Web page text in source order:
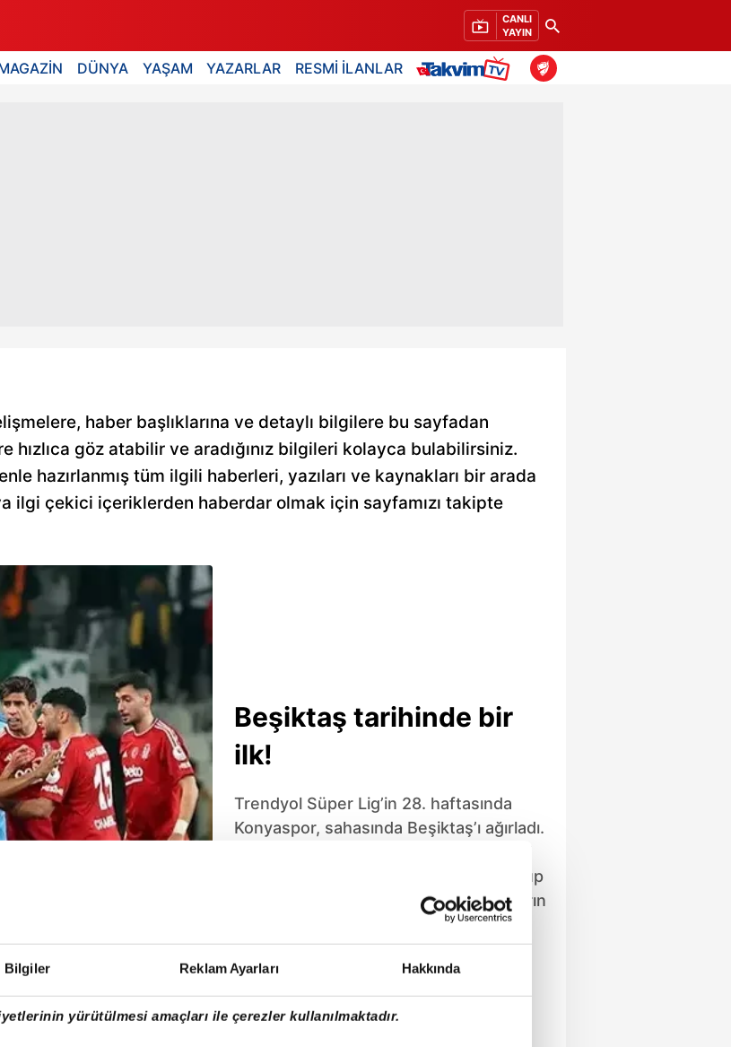
Bilgiler Reklam Ayarları Hakkında
yürütülmesi amaçları ile çerezler kullanılmaktadır.
CANLI
YAYIN
DÜNYA YAŞAM YAZARLAR RESMİ İLANLAR
haber başlıklarına ve detaylı bilgilere bu sayfadan
göz atabilir ve aradığınız bilgileri kolayca bulabilirsiniz.
hazırlanmış tüm ilgili haberleri, yazıları ve kaynakları bir arada
ilgi çekici içeriklerden haberdar olmak için sayfamızı takipte
Beşiktaş tarihinde bir
ilk!
Trendyol Süper Lig’in 28. haftasında
Konyaspor, sahasında Beşiktaş’ı ağırladı.
kalmasına rağmen Beşiktaş’ı 1-0 mağlup
etti. Bu sonuçla birlikte siyah beyazlıların